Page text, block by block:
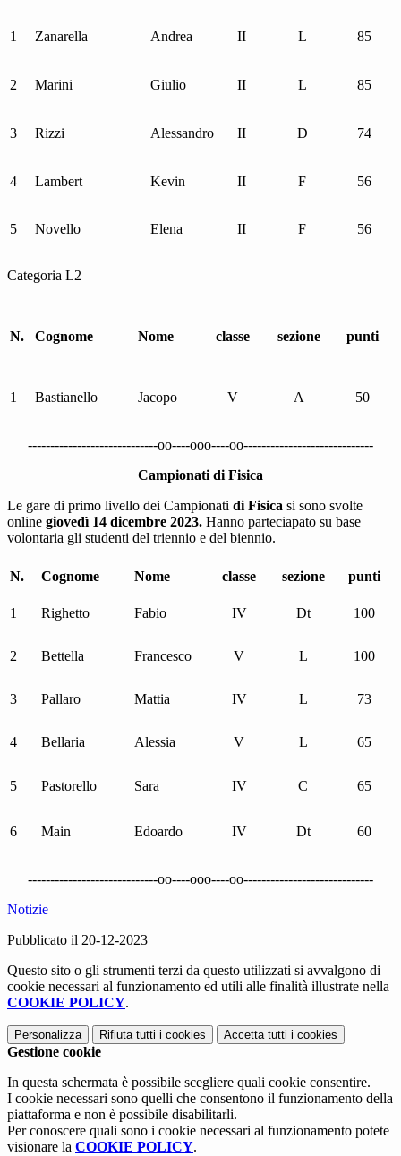
1 Zanarella Andrea II L 85
2 Marini Giulio II L 85
3 Rizzi Alessandro II D 74
4 Lambert Kevin II F 56
5 Novello Elena II F 56
Categoria L2
N. Cognome Nome classe sezione punti
1 Bastianello Jacopo V A 50
-----------------------------oo----ooo----oo-----------------------------
Campionati di Fisica
Le gare di primo livello dei Campionati di Fisica si sono svolte
online giovedì 14 dicembre 2023. Hanno parteciapato su base
volontaria gli studenti del triennio e del biennio.
N. Cognome Nome classe sezione punti
1 Righetto Fabio IV Dt 100
2 Bettella Francesco V L 100
3 Pallaro Mattia IV L 73
4 Bellaria Alessia V L 65
5 Pastorello Sara IV C 65
6 Main Edoardo IV Dt 60
-----------------------------oo----ooo----oo-----------------------------
Notizie
Pubblicato il 20-12-2023
Questo sito o gli strumenti terzi da questo utilizzati si avvalgono di
cookie necessari al funzionamento ed utili alle finalità illustrate nella
COOKIE POLICY.
Personalizza Rifiuta tutti i cookies Accetta tutti i cookies
Gestione cookie
In questa schermata è possibile scegliere quali cookie consentire.
I cookie necessari sono quelli che consentono il funzionamento della
piattaforma e non è possibile disabilitarli.
Per conoscere quali sono i cookie necessari al funzionamento potete
visionare la COOKIE POLICY.